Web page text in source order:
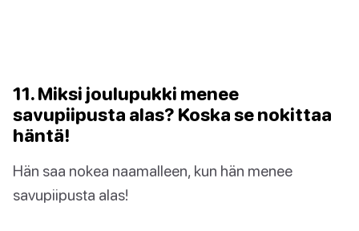
11. Miksi joulupukki menee
savupiipusta alas? Koska se nokittaa
häntä!
Hän saa nokea naamalleen, kun hän menee
savupiipusta alas!